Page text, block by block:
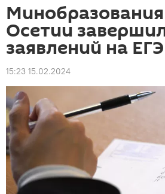
Осетии
заявлений на ЕГЭ
15:23 15.02.2024